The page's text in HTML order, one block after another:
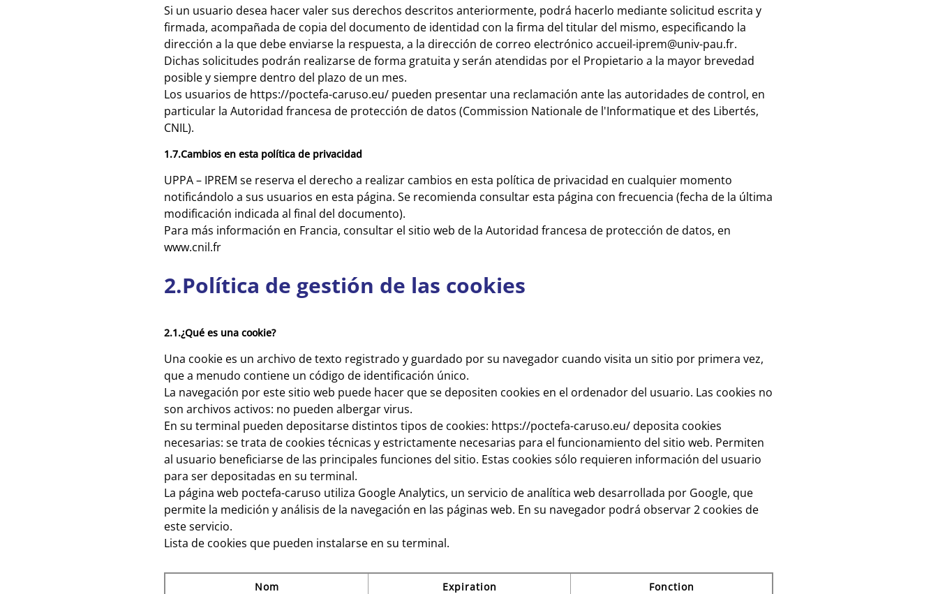
Si un usuario desea hacer valer sus derechos descritos anteriormente, podrá hacerlo mediante solicitud escrita y
firmada, acompañada de copia del documento de identidad con la firma del titular del mismo, especificando la
dirección a la que debe enviarse la respuesta, a la dirección de correo electrónico accueil-iprem@univ-pau.fr.
Dichas solicitudes podrán realizarse de forma gratuita y serán atendidas por el Propietario a la mayor brevedad
posible y siempre dentro del plazo de un mes.
Los usuarios de https://poctefa-caruso.eu/ pueden presentar una reclamación ante las autoridades de control, en
particular la Autoridad francesa de protección de datos (Commission Nationale de l'Informatique et des Libertés,
CNIL).
1.7.Cambios en esta política de privacidad
UPPA – IPREM se reserva el derecho a realizar cambios en esta política de privacidad en cualquier momento
notificándolo a sus usuarios en esta página. Se recomienda consultar esta página con frecuencia (fecha de la última
modificación indicada al final del documento).
Para más información en Francia, consultar el sitio web de la Autoridad francesa de protección de datos, en
www.cnil.fr
2.Política de gestión de las cookies
2.1.¿Qué es una cookie?
Una cookie es un archivo de texto registrado y guardado por su navegador cuando visita un sitio por primera vez,
que a menudo contiene un código de identificación único.
La navegación por este sitio web puede hacer que se depositen cookies en el ordenador del usuario. Las cookies no
son archivos activos: no pueden albergar virus.
En su terminal pueden depositarse distintos tipos de cookies: https://poctefa-caruso.eu/ deposita cookies
necesarias: se trata de cookies técnicas y estrictamente necesarias para el funcionamiento del sitio web. Permiten
al usuario beneficiarse de las principales funciones del sitio. Estas cookies sólo requieren información del usuario
para ser depositadas en su terminal.
La página web poctefa-caruso utiliza Google Analytics, un servicio de analítica web desarrollada por Google, que
permite la medición y análisis de la navegación en las páginas web. En su navegador podrá observar 2 cookies de
este servicio.
Lista de cookies que pueden instalarse en su terminal.
Nom Expiration Fonction